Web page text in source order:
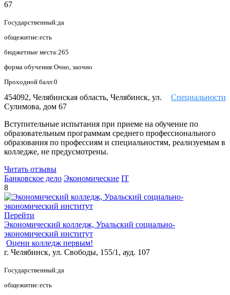
67
Государственный:да
общежитие:есть
бюджетные места:265
форма обучения:Очно, заочно
Проходной балл:0
Специальности
454092, Челябинская область, Челябинск, ул.
Сулимова, дом 67
Вступительные испытания при приеме на обучение по
образовательным программам среднего профессионального
образования по профессиям и специальностям, реализуемым в
колледже, не предусмотрены.
Читать отзывы
Банковское дело Экономические IT
8
Перейти
Экономический колледж, Уральский социально-
экономический институт
Оцени колледж первым!
г. Челябинск, ул. Свободы, 155/1, ауд. 107
Государственный:да
общежитие:есть